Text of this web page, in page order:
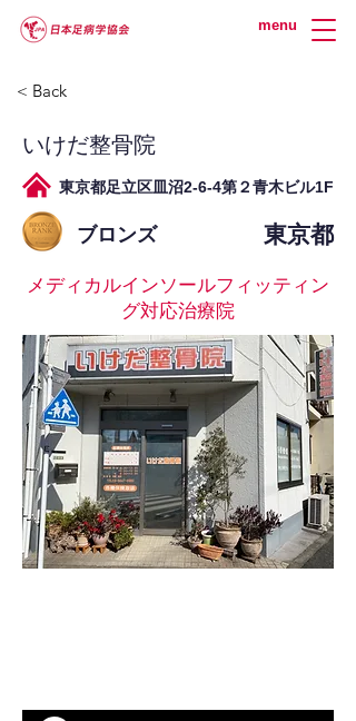
menu
< Back
いけだ整骨院
東京都足立区皿沼2-6-4第２青木ビル1F
ブロンズ 東京都
メディカルインソールフィッティン
グ対応治療院